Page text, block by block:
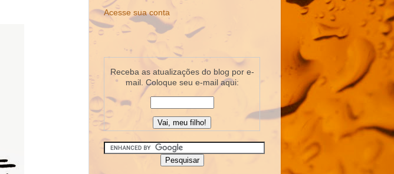
Acesse sua conta
Receba as atualizações do blog por e-
mail. Coloque seu e-mail aqui: